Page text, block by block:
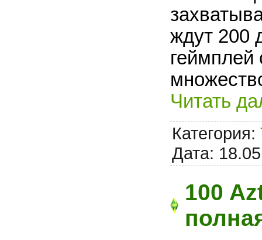
ждут 200
геймплей
Читать
Категория:
Дата:
100